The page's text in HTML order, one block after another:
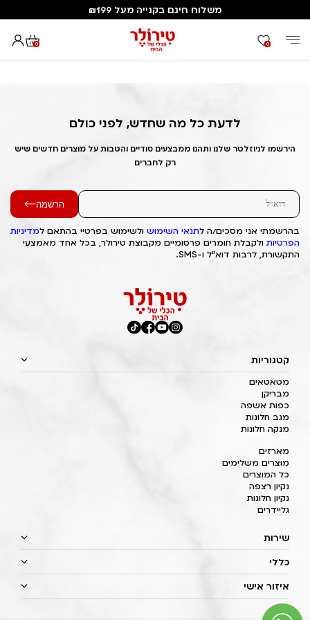
משלוח חינם בקנייה מעל ₪199
0 0
דף הבית Out of Stock Alert 2025/06/20 1750429180
לדעת כל מה שחדש, לפני כולם
הירשמו לניוזלטר שלנו ותהנו ממבצעים סודיים והטבות על מוצרים חדשים שיש
רק לחברים
הרשמה
בהרשמתי אני מסכים/ה לתנאי השימוש ולשימוש בפרטיי בהתאם למדיניות
הפרטיות ולקבלת חומרים פרסומיים מקבוצת טירולר, בכל אחד מאמצעי
התקשורת, לרבות דוא"ל ו-SMS.
קטגוריות
מטאטאים
מבריקן
כפות אשפה
מגב חלונות
מנקה חלונות
מארזים
מוצרים משלימים
כל המוצרים
נקיון רצפה
נקיון חלונות
גליידרים
שירות
כללי
איזור אישי